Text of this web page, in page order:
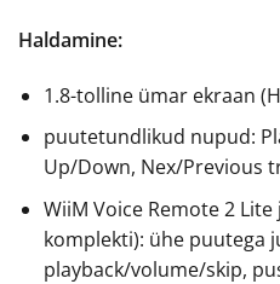
Haldamine:
1.8-tolline ümar ekraan
puutetundlikud nupud:
Up/Down, Nex/Previous
WiiM Voice Remote 2
komplekti): ühe puutega
playback/volume/skip,